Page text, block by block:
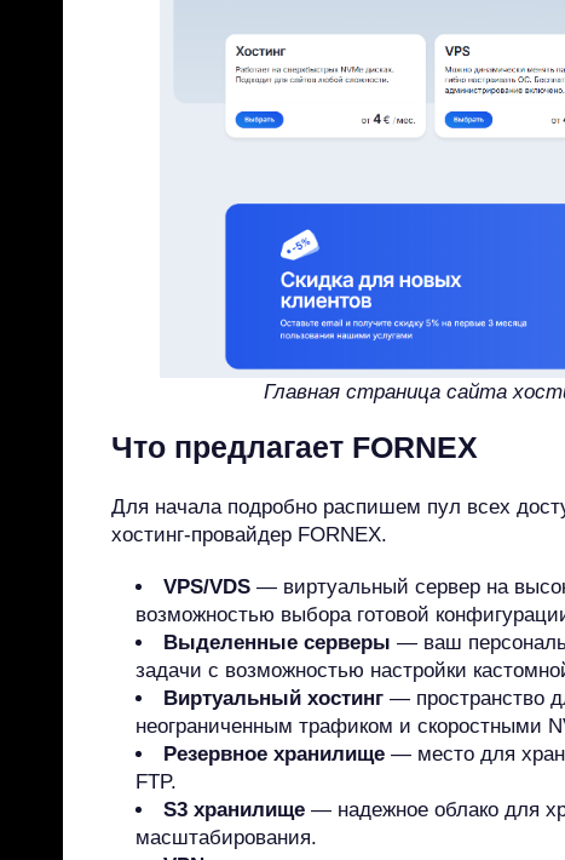
Главная страница сайта
Что предлагает FORNEX
Для начала подробно распишем пул всех
хостинг-провайдер FORNEX.
VPS/VDS — виртуальный сервер на
возможностью выбора готовой
Выделенные серверы — ваш
задачи с возможностью настройки
Виртуальный хостинг — пространство
неограниченным трафиком и скоростными
Резервное хранилище — место для
FTP.
S3 хранилище — надежное облако для
масштабирования.